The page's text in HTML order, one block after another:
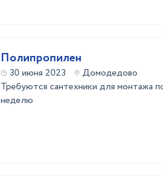
Полипропилен
30 июня 2023
Домодедово
Требуются сантехники для монтажа
неделю